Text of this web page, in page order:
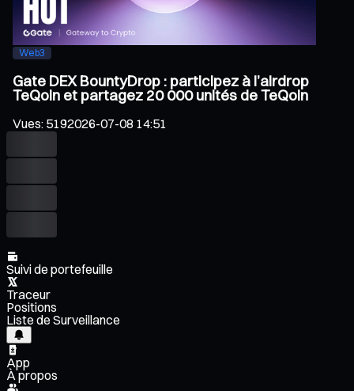
Web3
Gate DEX BountyDrop : participez à l’airdrop
TeQoin et partagez 20 000 unités de TeQoin
Vues: 5192026-07-08 14:51
Suivi de portefeuille
Traceur
Positions
Liste de Surveillance
App
À propos